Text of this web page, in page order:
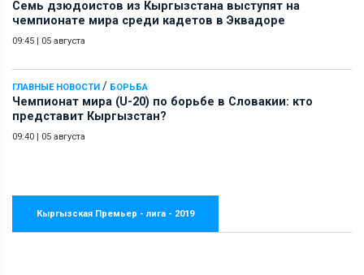
Семь дзюдоистов из Кыргызстана выступят на
чемпионате мира среди кадетов в Эквадоре
09:45 | 05 августа
ГЛАВНЫЕ НОВОСТИ / БОРЬБА
Чемпионат мира (U-20) по борьбе в Словакии: кто
представит Кыргызстан?
09:40 | 05 августа
Кыргызская Премьер - лига - 2019